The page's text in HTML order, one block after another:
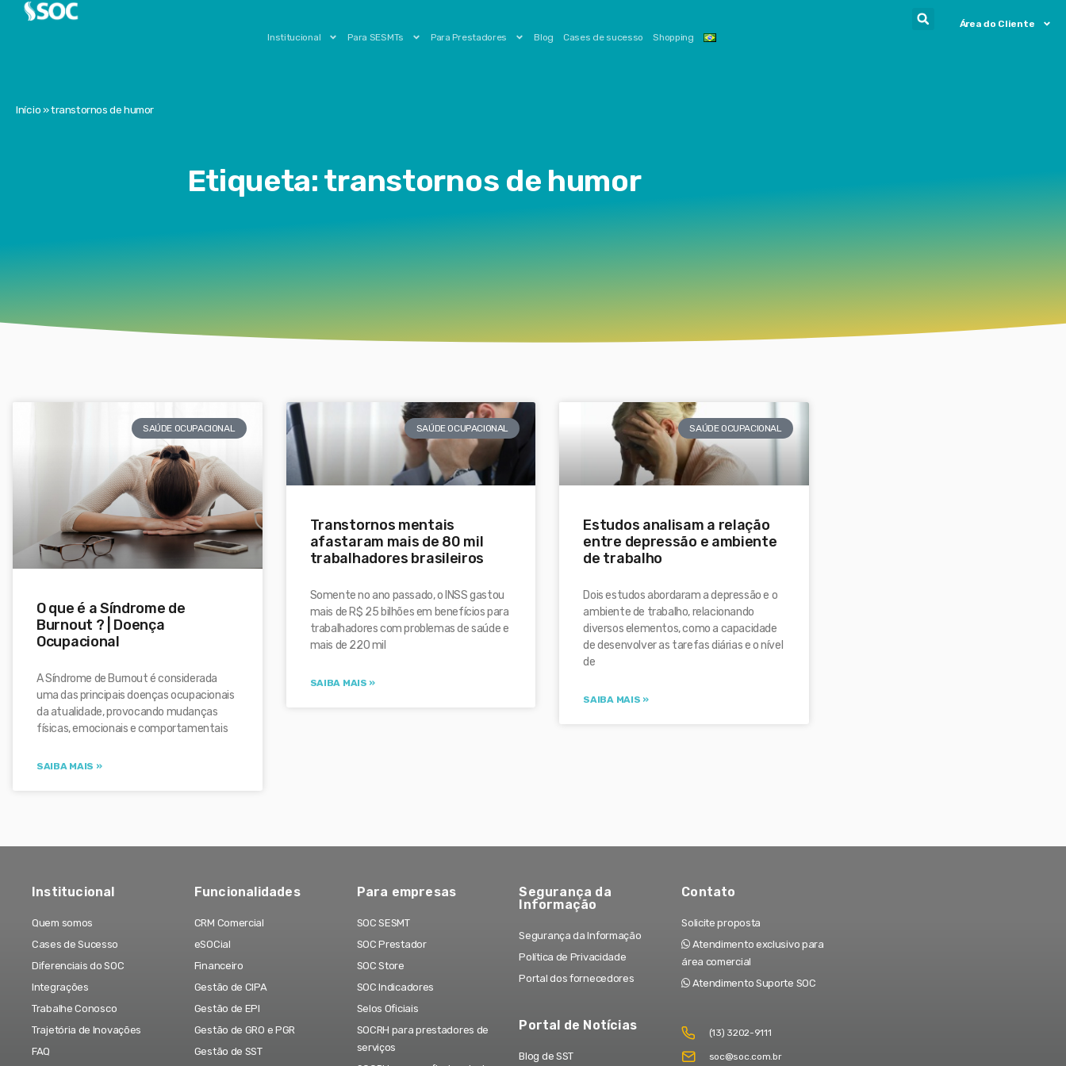
Institucional Para SESMTs Para Prestadores Blog Cases de sucesso Shopping
Área do Cliente
Início»transtornos de humor
Etiqueta: transtornos de humor
SAÚDE OCUPACIONAL
O que é a Síndrome de
Burnout ? | Doença
Ocupacional
A Síndrome de Burnout é considerada
uma das principais doenças ocupacionais
da atualidade, provocando mudanças
físicas, emocionais e comportamentais
SAIBA MAIS »
SAÚDE OCUPACIONAL
Transtornos mentais
afastaram mais de 80 mil
trabalhadores brasileiros
Somente no ano passado, o INSS gastou
mais de R$ 25 bilhões em benefícios para
trabalhadores com problemas de saúde e
mais de 220 mil
SAIBA MAIS »
SAÚDE OCUPACIONAL
Estudos analisam a relação
entre depressão e ambiente
de trabalho
Dois estudos abordaram a depressão e o
ambiente de trabalho, relacionando
diversos elementos, como a capacidade
de desenvolver as tarefas diárias e o nível
de
SAIBA MAIS »
Institucional
Quem somos
Cases de Sucesso
Diferenciais do SOC
Integrações
Trabalhe Conosco
Trajetória de Inovações
FAQ
Funcionalidades
CRM Comercial
eSOCial
Financeiro
Gestão de CIPA
Gestão de EPI
Gestão de GRO e PGR
Gestão de SST
Para empresas
SOC SESMT
SOC Prestador
SOC Store
SOC Indicadores
Selos Oficiais
SOCRH para prestadores de
serviços
Segurança da
Informação
Segurança da Informação
Política de Privacidade
Portal dos fornecedores
Portal de Notícias
Blog de SST
Contato
Solicite proposta
Atendimento exclusivo para
área comercial
Atendimento Suporte SOC
(13) 3202-9111
soc@soc.com.br